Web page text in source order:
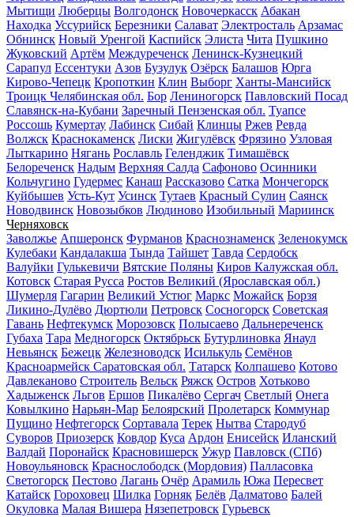
Мытищи Люберцы Волгодонск Новочеркасск Абакан
Находка Уссурийск Березники Салават Электросталь Арзамас
Обнинск Новый Уренгой Каспийск Элиста Чита Пушкино
Жуковский Артём Междуреченск Ленинск-Кузнецкий
Сарапул Ессентуки Азов Бузулук Озёрск Балашов Юрга
Кирово-Чепецк Кропоткин Клин Выборг Ханты-Мансийск
Троицк Челябинская обл. Бор Лениногорск Павловский Посад
Славянск-на-Кубани Заречный Пензенская обл. Туапсе
Россошь Кумертау Лабинск Сибай Клинцы Ржев Ревда
Волжск Краснокаменск Лиски Жигулёвск Фрязино Узловая
Лыткарино Нягань Рославль Геленджик Тимашёвск
Белореченск Надым Верхняя Салда Сафоново Осинники
Кольчугино Гудермес Канаш Рассказово Сатка Мончегорск
Куйбышев Усть-Кут Усинск Тутаев Красный Сулин Саянск
Новодвинск Новозыбков Людиново Изобильный Мариинск
Черняховск
Заволжье Апшеронск Фурманов Краснознаменск Зеленокумск
Кулебаки Кандалакша Тында Тайшет Тавда Сердобск
Валуйки Гулькевичи Вятские Поляны Киров Калужская обл.
Котовск Старая Русса Ростов Великий (Ярославская обл.)
Шумерля Гагарин Великий Устюг Маркс Можайск Борзя
Ликино-Дулёво Дюртюли Петровск Сосногорск Советская
Гавань Нефтекумск Морозовск Полысаево Дальнереченск
Губаха Тара Медногорск Октябрьск Бутурлиновка Янаул
Невьянск Бежецк Железноводск Исилькуль Семёнов
Красноармейск Саратовская обл. Татарск Колпашево Котово
Давлеканово Строитель Вельск Ряжск Остров Хотьково
Хадыженск Льгов Ершов Пикалёво Сергач Светлый Онега
Ковылкино Нарьян-Мар Белоярский Пролетарск Коммунар
Пущино Нефтегорск Сортавала Терек Нытва Стародуб
Суворов Приозерск Ковдор Куса Ардон Енисейск Иланский
Валдай Поронайск Красновишерск Ужур Павловск (СПб)
Новоульяновск Краснослободск (Мордовия) Палласовка
Светогорск Пестово Лагань Очёр Арамиль Южа Пересвет
Катайск Гороховец Шилка Горняк Белёв Далматово Балей
Окуловка Малая Вишера Нязепетровск Гурьевск